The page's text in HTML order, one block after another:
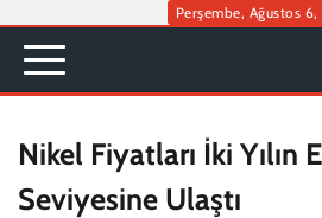
content
Perşembe, Ağustos
Nikel Fiyatları İki Yılın
Seviyesine Ulaştı